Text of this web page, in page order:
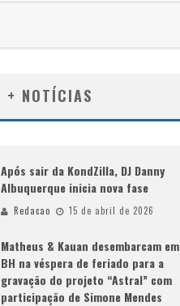
+ NOTÍCIAS
Após sair da KondZilla, DJ Danny
Albuquerque inicia nova fase
Redacao 15 de abril de 2026
Matheus & Kauan desembarcam em
BH na véspera de feriado para a
gravação do projeto “Astral” com
participação de Simone Mendes